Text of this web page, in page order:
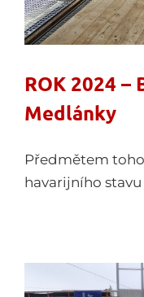
ROK 2024 –
Medlánky
Předmětem
havarijního